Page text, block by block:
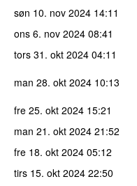
søn 10. nov 2024 14:11
ons 6. nov 2024 08:41
tors 31. okt 2024 04:11
man 28. okt 2024 10:13
fre 25. okt 2024 15:21
man 21. okt 2024 21:52
fre 18. okt 2024 05:12
tirs 15. okt 2024 22:50